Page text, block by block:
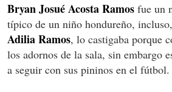
Bryan Josué Acosta Ramos fue un
típico de un niño hondureño,
Adilia Ramos, lo castigaba porque
los adornos de la sala, sin embargo
a seguir con sus pininos en el fútbol.